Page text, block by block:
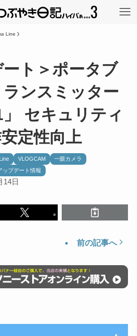
Line
ート＞ポータブ
ンスミッター
」 セキュリティ
定性向上
VLOGCAM
一眼カメラ
ップデート情報
14日
前の記事へ